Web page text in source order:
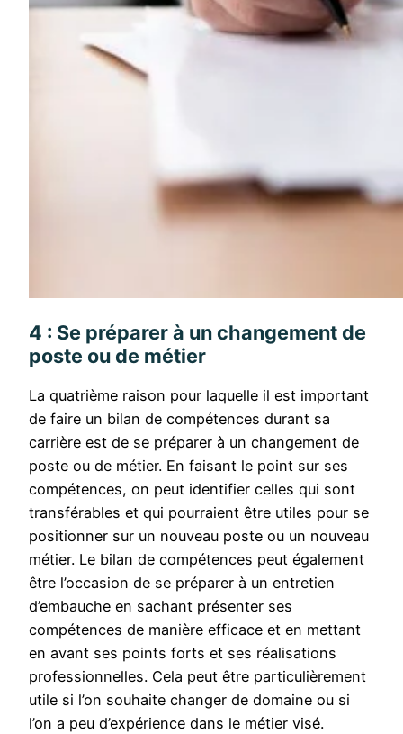
4 : Se préparer à un changement de
poste ou de métier
La quatrième raison pour laquelle il est important
de faire un bilan de compétences durant sa
carrière est de se préparer à un changement de
poste ou de métier. En faisant le point sur ses
compétences, on peut identifier celles qui sont
transférables et qui pourraient être utiles pour se
positionner sur un nouveau poste ou un nouveau
métier. Le bilan de compétences peut également
être l’occasion de se préparer à un entretien
d’embauche en sachant présenter ses
compétences de manière efficace et en mettant
en avant ses points forts et ses réalisations
professionnelles. Cela peut être particulièrement
utile si l’on souhaite changer de domaine ou si
l’on a peu d’expérience dans le métier visé.